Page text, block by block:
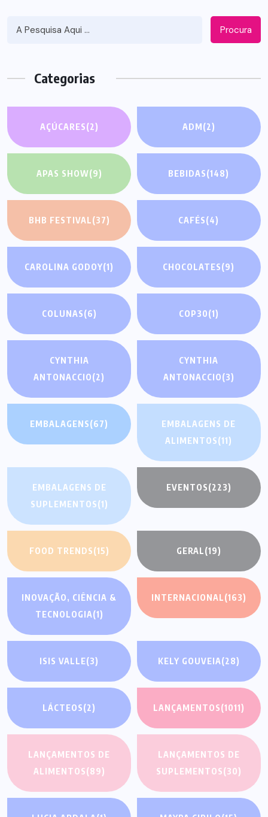
Procura
Categorias
AÇÚCARES(2) ADM(2)
APAS SHOW(9) BEBIDAS(148)
BHB FESTIVAL(37) CAFÉS(4)
CAROLINA GODOY(1) CHOCOLATES(9)
COLUNAS(6) COP30(1)
CYNTHIA
ANTONACCIO(2)
CYNTHIA
ANTONACCIO(3)
EMBALAGENS(67)
EMBALAGENS DE
ALIMENTOS(11)
EMBALAGENS DE
SUPLEMENTOS(1)
EVENTOS(223)
FOOD TRENDS(15) GERAL(19)
INOVAÇÃO, CIÊNCIA &
TECNOLOGIA(1)
INTERNACIONAL(163)
ISIS VALLE(3) KELY GOUVEIA(28)
LÁCTEOS(2) LANÇAMENTOS(1011)
LANÇAMENTOS DE
ALIMENTOS(89)
LANÇAMENTOS DE
SUPLEMENTOS(30)